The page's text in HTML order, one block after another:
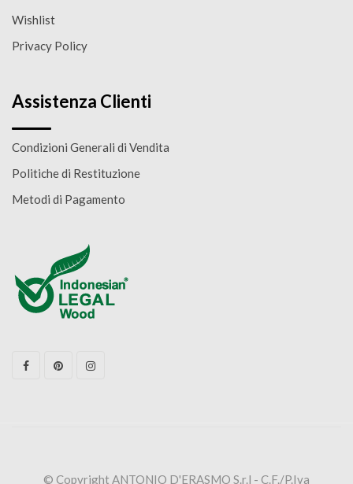
Wishlist
Privacy Policy
Assistenza Clienti
Condizioni Generali di Vendita
Politiche di Restituzione
Metodi di Pagamento
© Copyright ANTONIO D'ERASMO S.r.l - C.F./P.Iva